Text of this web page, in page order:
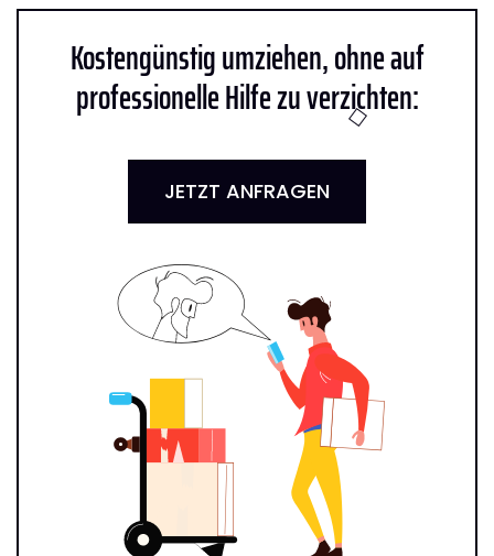
Kostengünstig umziehen, ohne auf
professionelle Hilfe zu verzichten:
JETZT ANFRAGEN